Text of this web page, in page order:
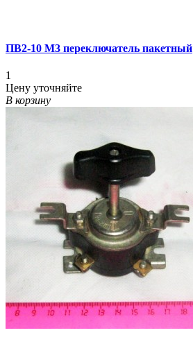
ПВ2-10 М3 переключатель пакетный
1
Цену уточняйте
В корзину